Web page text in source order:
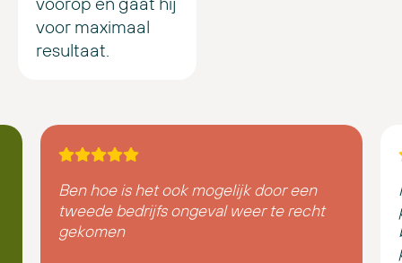
voor maximaal
resultaat.
Ben hoe is het ook mogelijk door een
tweede bedrijfs ongeval weer te recht
gekomen